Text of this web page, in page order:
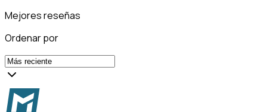
Mejores reseñas
Ordenar por